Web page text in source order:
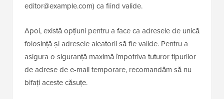
editor@example.com) ca fiind valide.
Apoi, există opțiuni pentru a face ca adresele de unică
folosință și adresele aleatorii să fie valide. Pentru a
asigura o siguranță maximă împotriva tuturor tipurilor
de adrese de e-mail temporare, recomandăm să nu
bifați aceste căsuțe.